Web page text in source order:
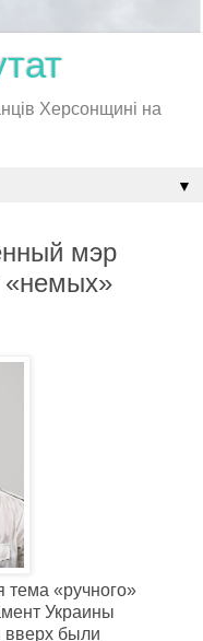
Херсонщині на
▼
мэр
«немых»
тема «ручного»
Украины
вверх были